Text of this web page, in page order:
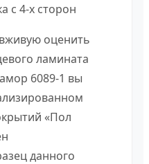
с 4-х сторон
оценить
ламината
6089-1 вы
«Пол
данного